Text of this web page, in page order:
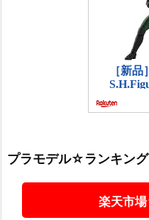
プラモデル☆ランキング
楽天市